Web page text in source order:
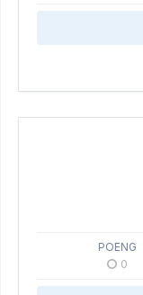
POENG
0